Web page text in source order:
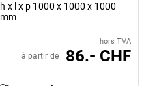
h x l x p 1000 x 1000 x 1000
mm
hors TVA
à partir de 86.- CHF